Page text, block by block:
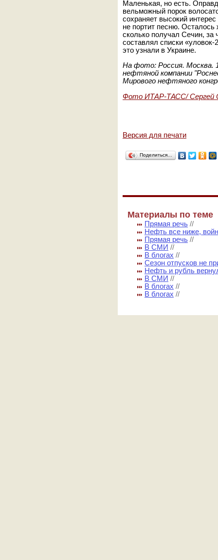
Маленькая, но есть.
вельможный порок
сохраняет высокий
не портит песню.
сколько получал Сечин, за
составлял списки
это узнали в Украине.
На фото: Россия. Москва.
нефтяной компании
Мирового нефтяного
Фото ИТАР-ТАСС/ Сергей
Версия для печати
Поделиться…
Материалы по теме
Прямая речь //
Нефть все ниже,
Прямая речь //
В СМИ //
В блогах //
Сезон отпусков не
Нефть и рубль
В СМИ //
В блогах //
В блогах //